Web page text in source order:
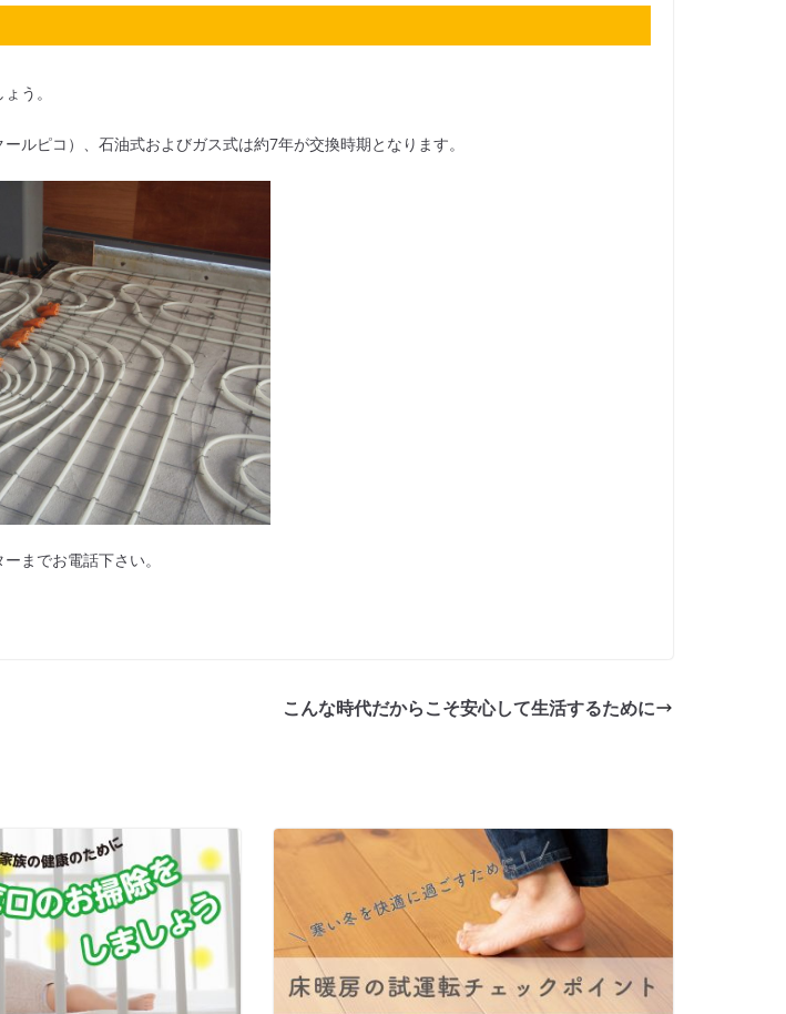
う。
ルピコ）、石油式およびガス式は約7年が交換時期となります。
までお電話下さい。
こんな時代だからこそ安心して生活するために